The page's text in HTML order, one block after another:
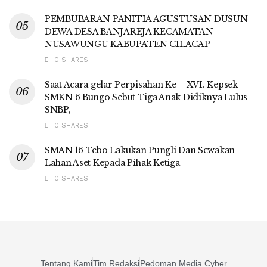
PEMBUBARAN PANITIA AGUSTUSAN DUSUN
DEWA DESA BANJAREJA KECAMATAN
NUSAWUNGU KABUPATEN CILACAP
0 SHARES
Saat Acara gelar Perpisahan Ke – XVI. Kepsek
SMKN 6 Bungo Sebut Tiga Anak Didiknya Lulus
SNBP,
0 SHARES
SMAN 16 Tebo Lakukan Pungli Dan Sewakan
Lahan Aset Kepada Pihak Ketiga
0 SHARES
Tentang KamiTim RedaksiPedoman Media Cyber